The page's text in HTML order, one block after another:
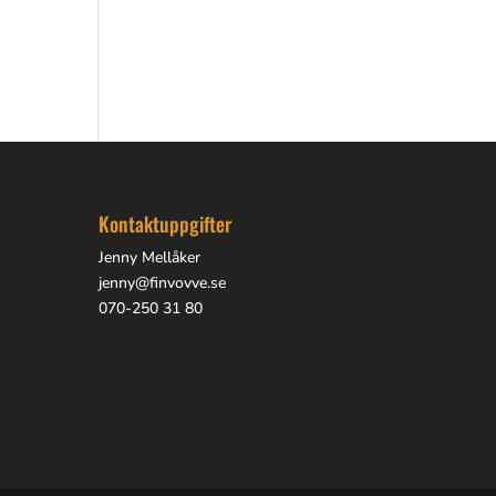
Kontaktuppgifter
Jenny Mellåker
jenny@finvovve.se
070-250 31 80